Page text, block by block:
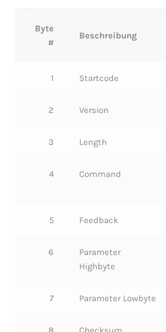
Byte
#
Beschreibung
1 Startcode
2 Version
3 Length
4 Command
5 Feedback
6
Parameter
Highbyte
7 Parameter Lowbyte